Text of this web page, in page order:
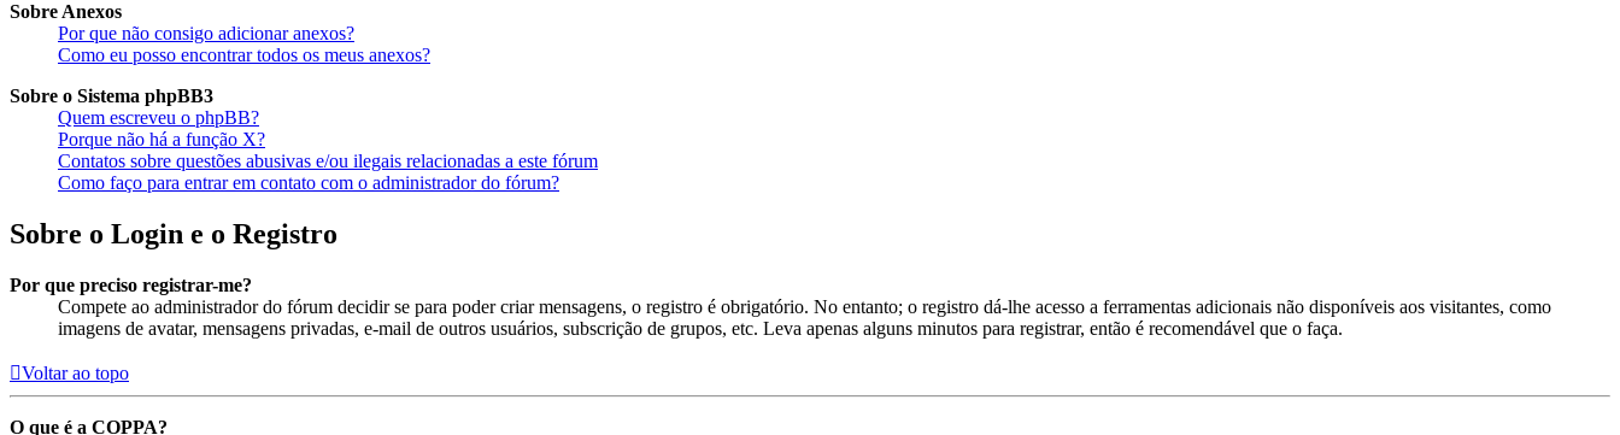
Sobre Anexos
Por que não consigo adicionar anexos?
Como eu posso encontrar todos os meus anexos?
Sobre o Sistema phpBB3
Quem escreveu o phpBB?
Porque não há a função X?
Contatos sobre questões abusivas e/ou ilegais relacionadas a este fórum
Como faço para entrar em contato com o administrador do fórum?
Sobre o Login e o Registro
Por que preciso registrar-me?
Compete ao administrador do fórum decidir se para poder criar mensagens, o registro é obrigatório. No entanto; o registro dá-lhe acesso a ferramentas adicionais não disponíveis aos visitantes, como
imagens de avatar, mensagens privadas, e-mail de outros usuários, subscrição de grupos, etc. Leva apenas alguns minutos para registrar, então é recomendável que o faça.
Voltar ao topo
O que é a COPPA?